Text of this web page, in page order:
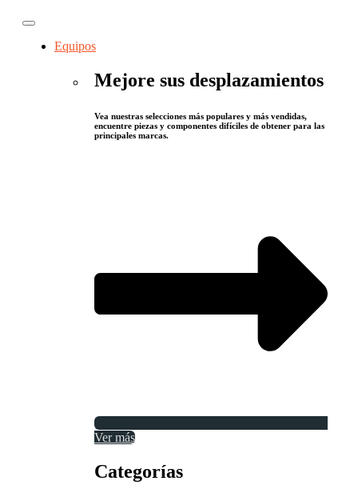
Equipos
Mejore sus desplazamientos
Vea nuestras selecciones más populares y más vendidas,
encuentre piezas y componentes difíciles de obtener para las
principales marcas.
Ver más
Categorías